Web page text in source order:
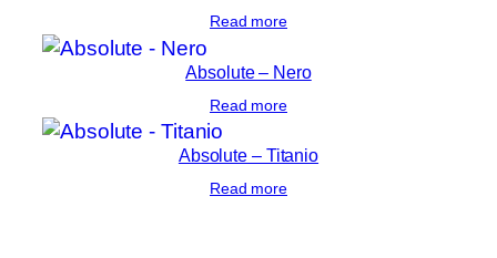
Read more
Absolute – Nero
Read more
Absolute – Titanio
Read more